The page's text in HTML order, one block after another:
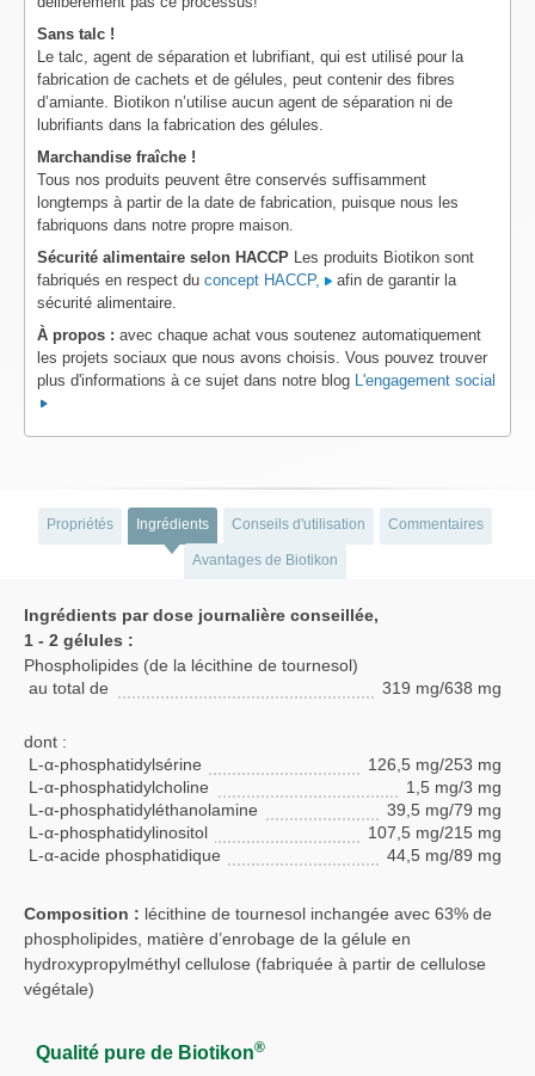
Sans talc !
Le talc, agent de séparation et lubrifiant, qui est utilisé pour la
fabrication de cachets et de gélules, peut contenir des fibres
d’amiante. Biotikon n’utilise aucun agent de séparation ni de
lubrifiants dans la fabrication des gélules.
Marchandise fraîche !
Tous nos produits peuvent être conservés suffisamment
longtemps à partir de la date de fabrication, puisque nous les
fabriquons dans notre propre maison.
Sécurité alimentaire selon HACCP Les produits Biotikon sont
fabriqués en respect du concept HACCP,
afin de garantir la
sécurité alimentaire.
À propos : avec chaque achat vous soutenez automatiquement
les projets sociaux que nous avons choisis. Vous pouvez trouver
plus d'informations à ce sujet dans notre blog L'engagement social
Propriétés Ingrédients Conseils d'utilisation Commentaires
Avantages de Biotikon
Ingrédients par dose journalière conseillée,
1 - 2 gélules :
Phospholipides (de la lécithine de tournesol)
au total de
319 mg/638 mg
dont :
L-α-phosphatidylsérine
126,5 mg/253 mg
L-α-phosphatidylcholine
1,5 mg/3 mg
L-α-phosphatidyléthanolamine
39,5 mg/79 mg
L-α-phosphatidylinositol
107,5 mg/215 mg
L-α-acide phosphatidique
44,5 mg/89 mg
Composition : lécithine de tournesol inchangée avec 63% de
phospholipides, matière d’enrobage de la gélule en
hydroxypropylméthyl cellulose (fabriquée à partir de cellulose
végétale)
Qualité pure de Biotikon®